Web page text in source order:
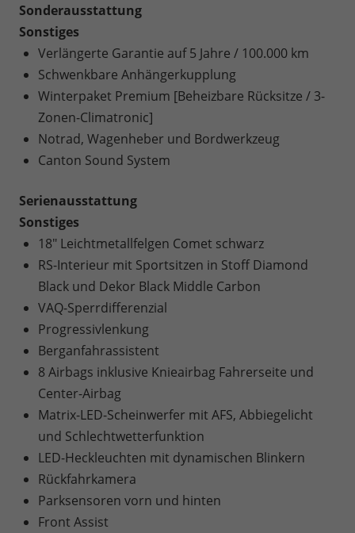
Sonderausstattung
Sonstiges
Verlängerte Garantie auf 5 Jahre / 100.000 km
Schwenkbare Anhängerkupplung
Winterpaket Premium [Beheizbare Rücksitze / 3-
Zonen-Climatronic]
Notrad, Wagenheber und Bordwerkzeug
Canton Sound System
Serienausstattung
Sonstiges
18" Leichtmetallfelgen Comet schwarz
RS-Interieur mit Sportsitzen in Stoff Diamond
Black und Dekor Black Middle Carbon
VAQ-Sperrdifferenzial
Progressivlenkung
Berganfahrassistent
8 Airbags inklusive Knieairbag Fahrerseite und
Center-Airbag
Matrix-LED-Scheinwerfer mit AFS, Abbiegelicht
und Schlechtwetterfunktion
LED-Heckleuchten mit dynamischen Blinkern
Rückfahrkamera
Parksensoren vorn und hinten
Front Assist